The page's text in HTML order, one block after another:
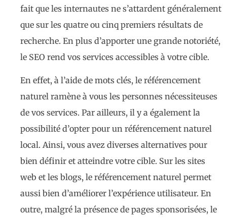
fait que les internautes ne s’attardent généralement
que sur les quatre ou cinq premiers résultats de
recherche. En plus d’apporter une grande notoriété,
le SEO rend vos services accessibles à votre cible.
En effet, à l’aide de mots clés, le référencement
naturel ramène à vous les personnes nécessiteuses
de vos services. Par ailleurs, il y a également la
possibilité d’opter pour un référencement naturel
local. Ainsi, vous avez diverses alternatives pour
bien définir et atteindre votre cible. Sur les sites
web et les blogs, le référencement naturel permet
aussi bien d’améliorer l’expérience utilisateur. En
outre, malgré la présence de pages sponsorisées, le